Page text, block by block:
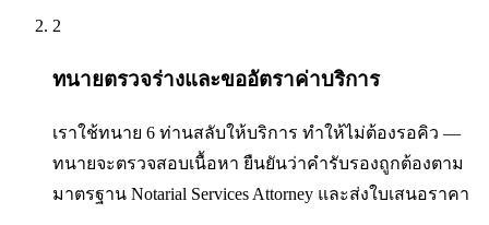
2
ทนายตรวจร่างและขออัตราค่าบริการ
เราใช้ทนาย 6 ท่านสลับให้บริการ ทำให้ไม่ต้องรอคิว —
ทนายจะตรวจสอบเนื้อหา ยืนยันว่าคำรับรองถูกต้องตาม
มาตรฐาน Notarial Services Attorney และส่งใบเสนอราคา